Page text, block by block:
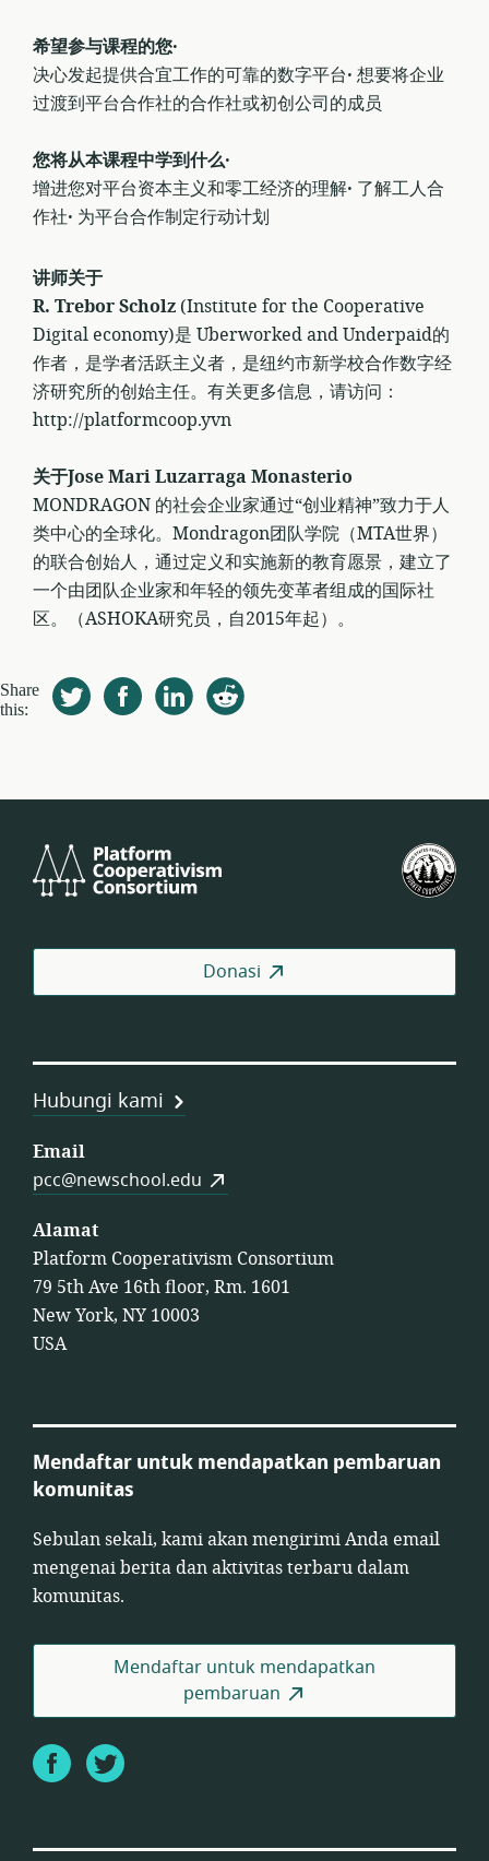
希望参与课程的您·
决心发起提供合宜工作的可靠的数字平台· 想要将企业
过渡到平台合作社的合作社或初创公司的成员
您将从本课程中学到什么·
增进您对平台资本主义和零工经济的理解· 了解工人合
作社· 为平台合作制定行动计划
讲师关于
R. Trebor Scholz (Institute for the Cooperative
Digital economy)是 Uberworked and Underpaid的
作者，是学者活跃主义者，是纽约市新学校合作数字经
济研究所的创始主任。有关更多信息，请访问：
http://platformcoop.yvn
关于Jose Mari Luzarraga Monasterio
MONDRAGON 的社会企业家通过“创业精神”致力于人
类中心的全球化。Mondragon团队学院（MTA世界）
的联合创始人，通过定义和实施新的教育愿景，建立了
一个由团队企业家和年轻的领先变革者组成的国际社
区。（ASHOKA研究员，自2015年起）。
Share
this:
Cooperativism
Donasi
Hubungi kami
Email
pcc@newschool.edu
Alamat
Platform Cooperativism Consortium
79 5th Ave 16th floor, Rm. 1601
New York, NY 10003
USA
Mendaftar untuk mendapatkan pembaruan
komunitas
Sebulan sekali, kami akan mengirimi Anda email
mengenai berita dan aktivitas terbaru dalam
komunitas.
Mendaftar untuk mendapatkan
pembaruan
FacebookTwitter